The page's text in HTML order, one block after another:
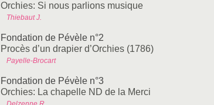
Orchies: Si nous parlions musique
Thiebaut J.
Fondation de Pévèle n°2
Procès d’un drapier d’Orchies (1786)
Payelle-Brocart
Fondation de Pévèle n°3
Orchies: La chapelle ND de la Merci